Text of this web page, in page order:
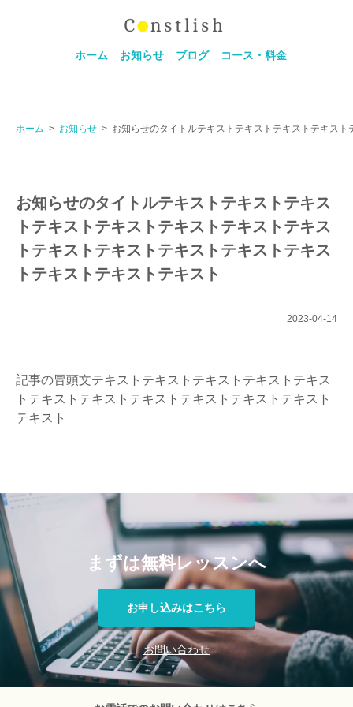
ホーム お知らせ ブログ コース・料金
ホーム > お知らせ > お知らせのタイトルテキストテキストテキストテキス
お知らせのタイトルテキストテキストテキス
トテキストテキストテキストテキストテキス
トテキストテキストテキストテキストテキス
トテキストテキストテキスト
2023-04-14
記事の冒頭文テキストテキストテキストテキストテキス
トテキストテキストテキストテキストテキストテキスト
テキスト
まずは無料レッスンへ
お申し込みはこちら
お問い合わせ